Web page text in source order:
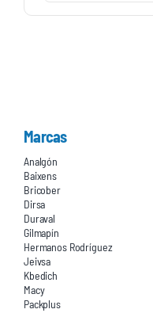
Marcas
Analgón
Baixens
Bricober
Dirsa
Duraval
Gilmapín
Hermanos Rodríguez
Jeivsa
Kbedich
Macy
Packplus